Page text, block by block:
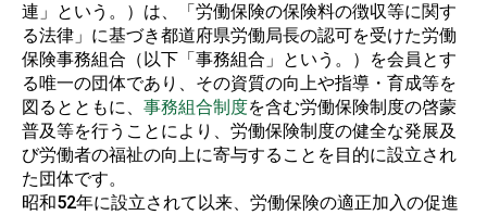
連」という。）は、「労働保険の保険料の徴収等に関す
る法律」に基づき都道府県労働局長の認可を受けた労働
保険事務組合（以下「事務組合」という。）を会員とす
る唯一の団体であり、その資質の向上や指導・育成等を
図るとともに、 事務組合制度を含む労働保険制度の啓蒙
普及等を行うことにより、労働保険制度の健全な発展及
び労働者の福祉の向上に寄与することを目的に設立され
た団体です。
昭和52年に設立されて以来、労働保険の適正加入の促進